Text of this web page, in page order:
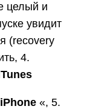
целый и
увидит
(recovery
4.
«, 5.